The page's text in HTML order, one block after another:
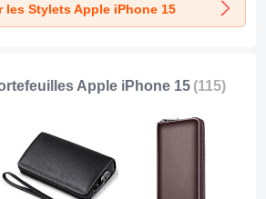
les Stylets Apple iPhone 15
Apple iPhone 15 (115)